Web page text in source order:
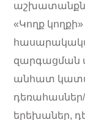
«Կողք
զարգացման
անհատ
երեխաներ,